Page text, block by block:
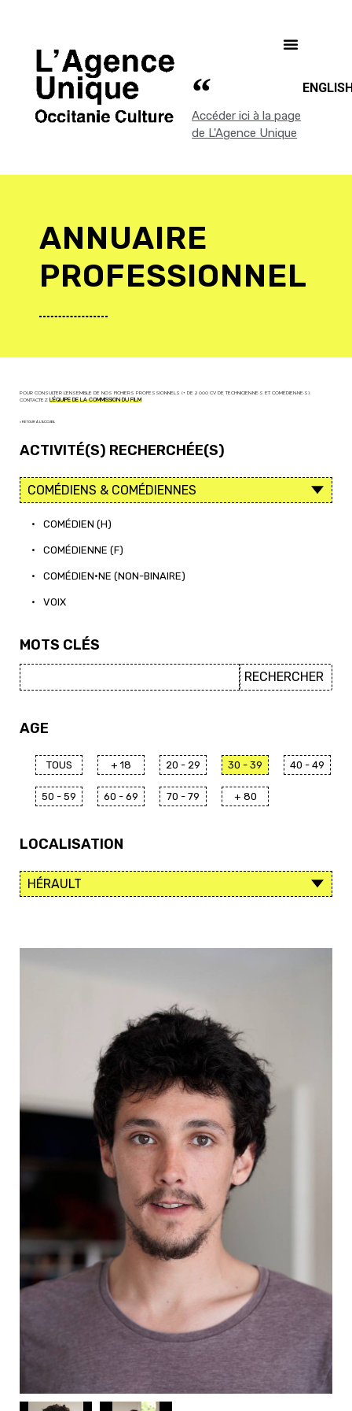
Accéder ici à la page
de L'Agence Unique
ANNUAIRE
PROFESSIONNEL
POUR CONSULTER L'ENSEMBLE DE NOS FICHIERS PROFESSIONNELS (+ DE 2 000 CV DE TECHNICIEN·NE·S ET COMÉDIEN·NE·S),
CONTACTEZ L'ÉQUIPE DE LA COMMISSION DU FILM
< RETOUR À L'ACCUEIL
ACTIVITÉ(S) RECHERCHÉE(S)
• COMÉDIEN (H)
• COMÉDIENNE (F)
• COMÉDIEN·NE (NON-BINAIRE)
• VOIX
MOTS CLÉS
AGE
TOUS + 18 20 - 29 30 - 39 40 - 49
50 - 59 60 - 69 70 - 79 + 80
LOCALISATION